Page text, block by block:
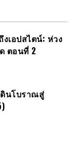
เอปสไตน์: ห่วง
ตอนที่ 2
ดินโบราณสู่